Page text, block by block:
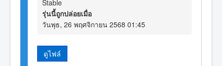
Stable
รุ่นนี้ถูกปล่อยเมื่อ
วันพุธ, 26 พฤศจิกายน 2568 01:45
ดูไฟล์